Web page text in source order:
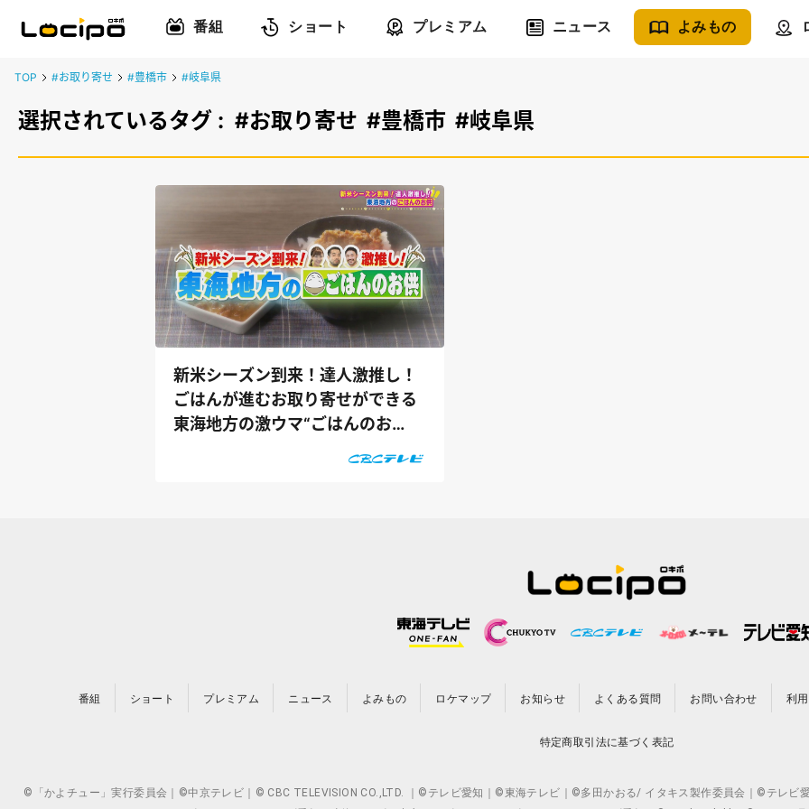
番組 ショート プレミアム ニュース よみもの
TOP #お取り寄せ #豊橋市 #岐阜県
選択されているタグ : #お取り寄せ #豊橋市 #岐阜県
新米シーズン到来！達人激推し！
ごはんが進むお取り寄せができる
東海地方の激ウマ“ごはんのお
番組 ショート プレミアム ニュース よみもの ロケマップ お知らせ よくある質問 お問い合わせ 利
特定商取引法に基づく表記
©「かよチュー」実行委員会｜©中京テレビ｜© CBC TELEVISION CO.,LTD. ｜©テレビ愛知｜©東海テレビ｜©多田かおる/ イタキス製作委員会｜©テレビ